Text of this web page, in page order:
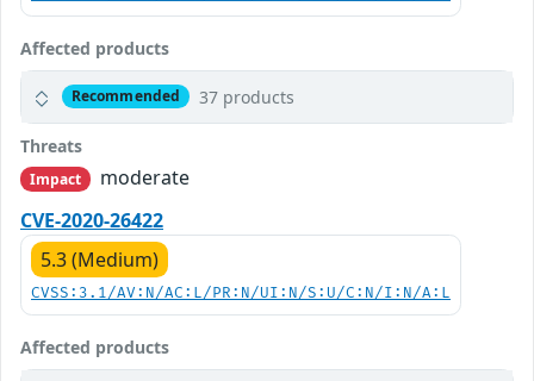
Affected products
Recommended 37 products
Threats
Impact
moderate
CVE-2020-26422
5.3 (Medium)
CVSS:3.1/AV:N/AC:L/PR:N/UI:N/S:U/C:N/I:N/A:L
Affected products